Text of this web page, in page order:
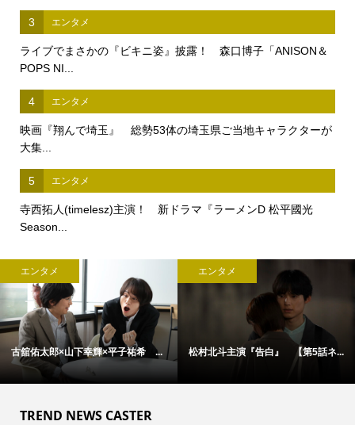
3 エンタメ
ライブでまさかの『ビキニ姿』披露！ 森口博子「ANISON＆
POPS NI...
4 エンタメ
映画『翔んで埼玉』 総勢53体の埼玉県ご当地キャラクターが
大集...
5 エンタメ
寺西拓人(timelesz)主演！ 新ドラマ『ラーメンD 松平國光
Season...
エンタメ
古舘佑太郎×山下幸輝×平子祐希 ...
エンタメ
松村北斗主演『告白』 【第5話ネ...
TREND NEWS CASTER